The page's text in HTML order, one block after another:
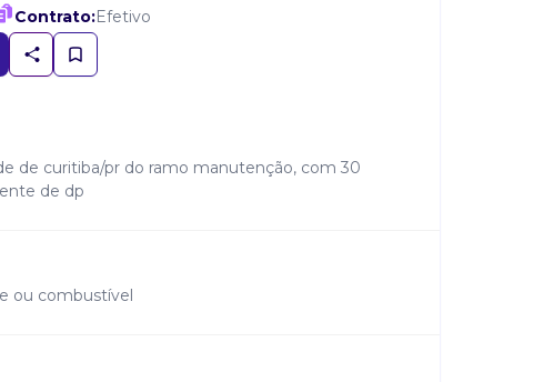
Contrato:Efetivo
de curitiba/pr do ramo manutenção, com 30
de dp
ou combustível